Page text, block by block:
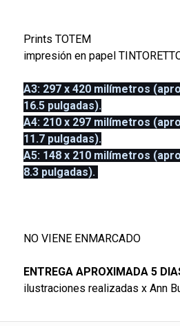
Prints TOTEM
impresión en papel
A3: 297 x 420 milímetros
16.5 pulgadas).
A4: 210 x 297 milímetros
11.7 pulgadas).
A5: 148 x 210 milímetros
8.3 pulgadas).
NO VIENE ENMARCADO
ENTREGA APROXIMADA 5
ilustraciones realizadas x Ann